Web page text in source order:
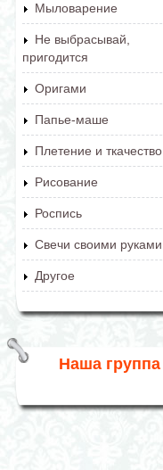
Мыловарение
Не выбрасывай,
пригодится
Оригами
Папье-маше
Плетение и ткачество
Рисование
Роспись
Свечи своими руками
Другое
Наша группа